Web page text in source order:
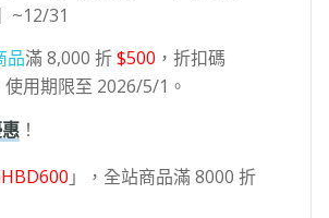
~12/31
品滿 8,000 折$500 ，折扣碼
使用期限至 2026/5/1。
！
」，全站商品滿 8000 折